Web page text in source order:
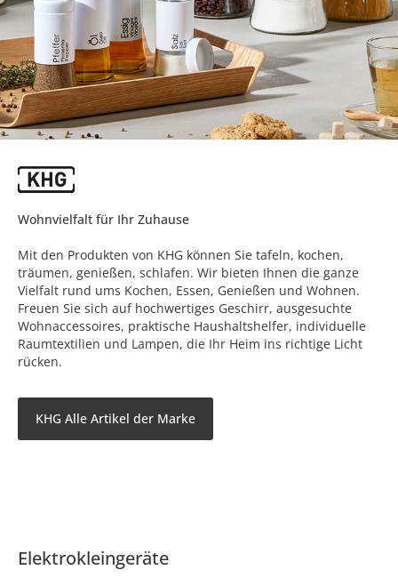
Wohnvielfalt für Ihr Zuhause
Mit den Produkten von KHG können Sie tafeln, kochen,
träumen, genießen, schlafen. Wir bieten Ihnen die ganze
Vielfalt rund ums Kochen, Essen, Genießen und Wohnen.
Freuen Sie sich auf hochwertiges Geschirr, ausgesuchte
Wohnaccessoires, praktische Haushaltshelfer, individuelle
Raumtextilien und Lampen, die Ihr Heim ins richtige Licht
rücken.
KHG Alle Artikel der Marke
Elektrokleingeräte